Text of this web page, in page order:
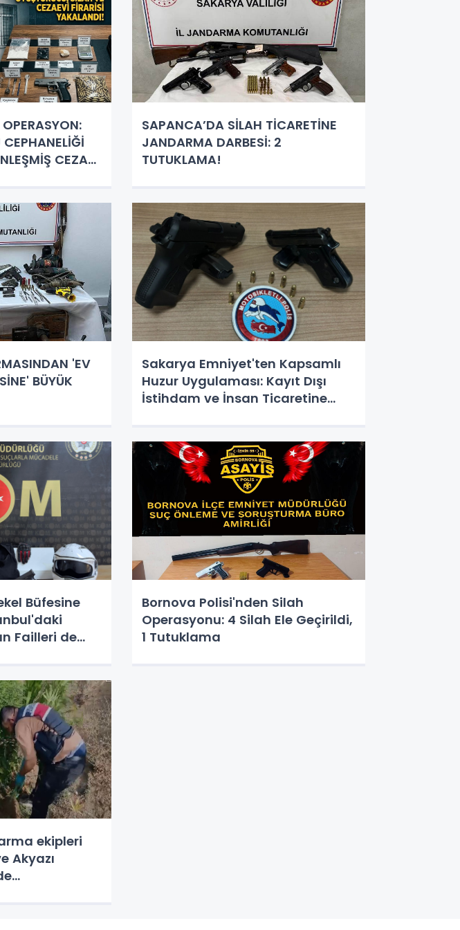
CEZASI
SAPANCA’DA SİLAH TİCARETİNE
JANDARMA DARBESİ: 2
TUTUKLAMA!
'EV
BÜYÜK
Sakarya Emniyet'ten Kapsamlı
Huzur Uygulaması: Kayıt Dışı
İstihdam ve İnsan Ticaretine
Büfesine
Failleri de
Bornova Polisi'nden Silah
Operasyonu: 4 Silah Ele Geçirildi,
1 Tutuklama
ekipleri
Akyazı